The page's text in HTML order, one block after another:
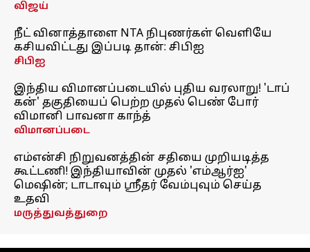
விஜய்
நீட் வினாத்தாளை NTA நிபுணர்கள் வெளியே
கசியவிட்டது இப்படி தான்: சிபிஐ
சிபிஐ
இந்திய விமானப்படையில் புதிய வரலாறு! 'டாப்
கன்' தகுதியைப் பெற்ற முதல் பெண் போர்
விமானி பாவனா காந்த்
விமானப்படை
எம்என்சி நிறுவனத்தின் சதியை முறியடித்த
கூட்டணி! இந்தியாவின் முதல் 'எம்ஆர்ஐ'
மெஷின்; டாடாவும் ஸ்ரீதர் வேம்புவும் செய்த
உதவி
மருத்துவத்துறை